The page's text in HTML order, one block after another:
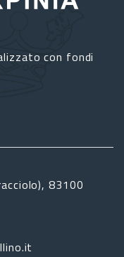
con fondi
83100